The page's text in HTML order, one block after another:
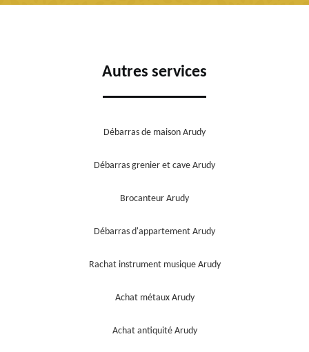
Autres services
Débarras de maison Arudy
Débarras grenier et cave Arudy
Brocanteur Arudy
Débarras d'appartement Arudy
Rachat instrument musique Arudy
Achat métaux Arudy
Achat antiquité Arudy